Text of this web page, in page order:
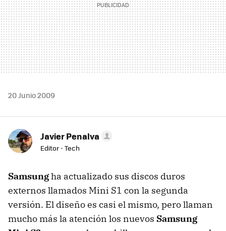
20 Junio 2009
Javier Penalva
Editor - Tech
Samsungha actualizado sus discos duros
externos llamados Mini S1 con la segunda
versión. El diseño es casi el mismo, pero llaman
mucho más la atención los nuevos Samsung